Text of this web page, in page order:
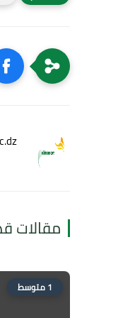
مقالات
1 متوسط